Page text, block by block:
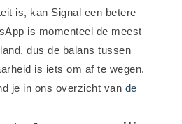
is, kan Signal een betere
is momenteel de meest
dus de balans tussen
is iets om af te wegen.
je in ons overzicht van de